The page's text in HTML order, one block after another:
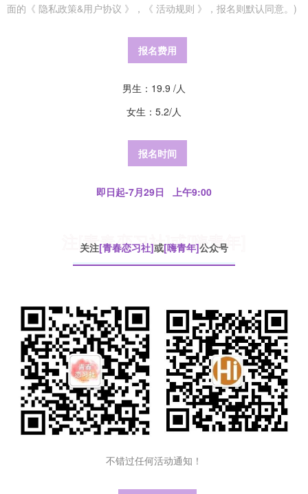
面的《 隐私政策&用户协议 》，《 活动规则 》，报名则默认同意。)
报名费用
男生：19.9 /人
女生：5.2/人
报名时间
即日起-7月29日 上午9:00
注[青春恋习社]或[嗨青年]
关注[青春恋习社]或[嗨青年]公众号
不错过任何活动通知！